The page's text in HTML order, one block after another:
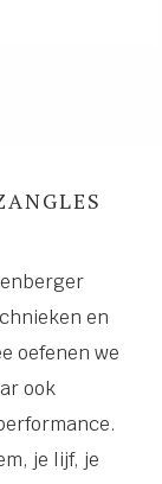
en
oefenen we
ook
je lijf, je